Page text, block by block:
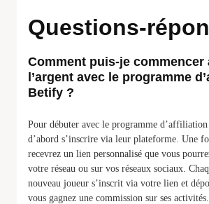
Questions-
Comment puis-je commencer
l’argent avec le programme
Betify ?
Pour débuter avec le programme
d’abord s’inscrire via leur plateforme. Une
recevrez un lien personnalisé que vous
votre réseau ou sur vos réseaux sociaux.
nouveau joueur s’inscrit via votre lien et
vous gagnez une commission sur ses